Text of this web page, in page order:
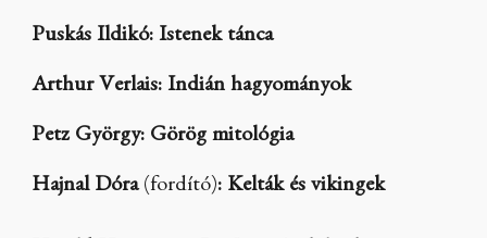
Puskás Ildikó: Istenek tánca
Arthur Verlais: Indián hagyományok
Petz György: Görög mitológia
Hajnal Dóra(fordító): Kelták és vikingek